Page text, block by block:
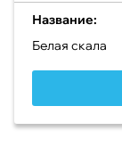
Название:
Белая скала